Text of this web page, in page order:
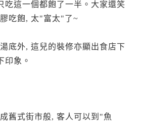
吃這一個都飽了一半。大家還笑
吃飽, 太"富太"了~
底外, 這兒的裝修亦顯出食店下
印象。
舊式街市般, 客人可以到"魚